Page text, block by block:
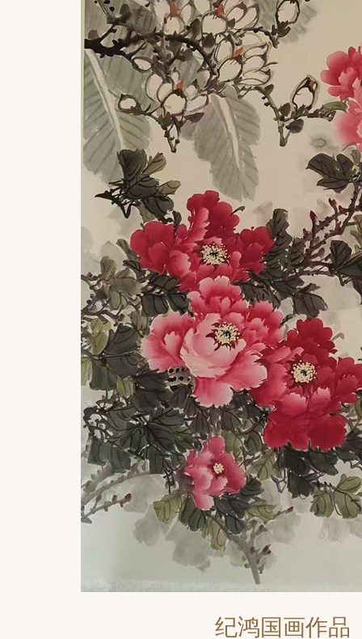
纪鸿国画作品